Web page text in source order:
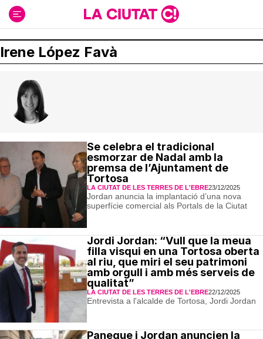
contenido
Irene López Favà
Se celebra el tradicional
esmorzar de Nadal amb la
premsa de l’Ajuntament de
Tortosa
LA CIUTAT DE LES TERRES DE L'EBRE23/12/2025
Jordan anuncia la implantació d’una nova
superfície comercial als Portals de la Ciutat
Jordi Jordan: “Vull que la meua
filla visqui en una Tortosa oberta
al riu, que miri el seu patrimoni
amb orgull i amb més serveis de
qualitat”
LA CIUTAT DE LES TERRES DE L'EBRE22/12/2025
Entrevista a l'alcalde de Tortosa, Jordi Jordan
Paneque i Jordan anuncien la